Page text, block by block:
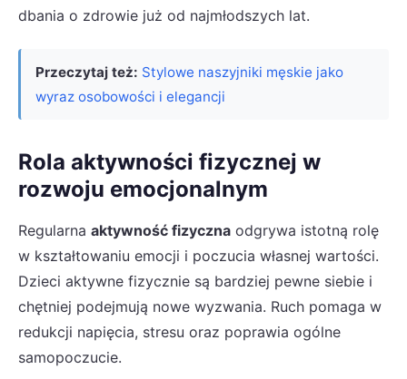
dbania o zdrowie już od najmłodszych lat.
Przeczytaj też: Stylowe naszyjniki męskie jako
wyraz osobowości i elegancji
Rola aktywności fizycznej w
rozwoju emocjonalnym
Regularna aktywność fizyczna odgrywa istotną rolę
w kształtowaniu emocji i poczucia własnej wartości.
Dzieci aktywne fizycznie są bardziej pewne siebie i
chętniej podejmują nowe wyzwania. Ruch pomaga w
redukcji napięcia, stresu oraz poprawia ogólne
samopoczucie.